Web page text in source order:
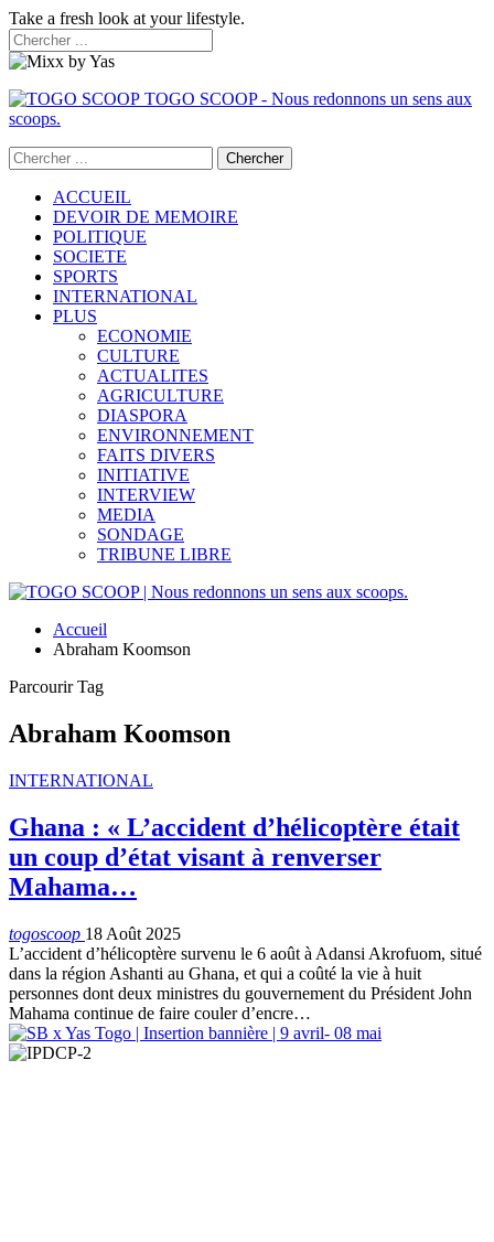
Take a fresh look at your lifestyle.
TOGO SCOOP - Nous redonnons un sens aux
scoops.
ACCUEIL
DEVOIR DE MEMOIRE
POLITIQUE
SOCIETE
SPORTS
INTERNATIONAL
PLUS
ECONOMIE
CULTURE
ACTUALITES
AGRICULTURE
DIASPORA
ENVIRONNEMENT
FAITS DIVERS
INITIATIVE
INTERVIEW
MEDIA
SONDAGE
TRIBUNE LIBRE
Accueil
Abraham Koomson
Parcourir Tag
Abraham Koomson
INTERNATIONAL
Ghana : « L’accident d’hélicoptère était
un coup d’état visant à renverser
Mahama…
togoscoop 18 Août 2025
L’accident d’hélicoptère survenu le 6 août à Adansi Akrofuom, situé
dans la région Ashanti au Ghana, et qui a coûté la vie à huit
personnes dont deux ministres du gouvernement du Président John
Mahama continue de faire couler d’encre…